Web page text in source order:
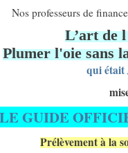
Nos professeurs de
L’art de
Plumer l'oie sans
qui était
LE GUIDE
Prélèvement à la